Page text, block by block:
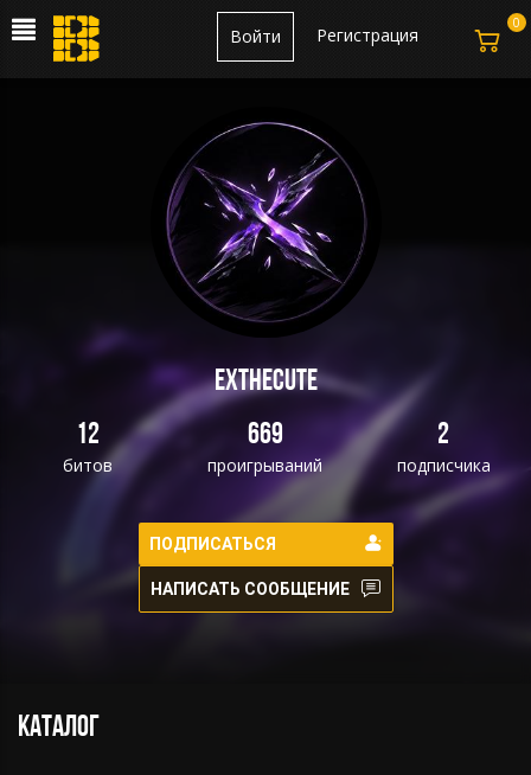
Регистрация
Войти
ExTheCute
12
битов
669
проигрываний
2
подписчика
ПОДПИСАТЬСЯ
НАПИСАТЬ СООБЩЕНИЕ
Каталог
0